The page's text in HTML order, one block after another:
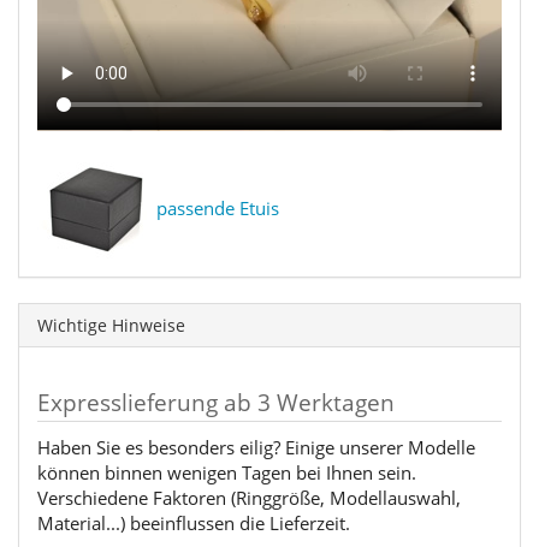
passende Etuis
Wichtige Hinweise
Expresslieferung ab 3 Werktagen
Haben Sie es besonders eilig? Einige unserer Modelle
können binnen wenigen Tagen bei Ihnen sein.
Verschiedene Faktoren (Ringgröße, Modellauswahl,
Material...) beeinflussen die Lieferzeit.